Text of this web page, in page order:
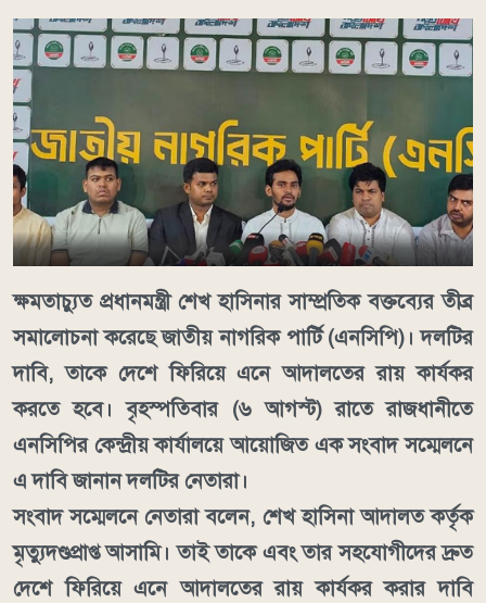
ক্ষমতাচ্যুত প্রধানমন্ত্রী শেখ হাসিনার সাম্প্রতিক বক্তব্যের তীব্র
সমালোচনা করেছে জাতীয় নাগরিক পার্টি (এনসিপি)। দলটির
দাবি, তাকে দেশে ফিরিয়ে এনে আদালতের রায় কার্যকর
করতে হবে। বৃহস্পতিবার (৬ আগস্ট) রাতে রাজধানীতে
এনসিপির কেন্দ্রীয় কার্যালয়ে আয়োজিত এক সংবাদ সম্মেলনে
এ দাবি জানান দলটির নেতারা।
সংবাদ সম্মেলনে নেতারা বলেন, শেখ হাসিনা আদালত কর্তৃক
মৃত্যুদণ্ডপ্রাপ্ত আসামি। তাই তাকে এবং তার সহযোগীদের দ্রুত
দেশে ফিরিয়ে এনে আদালতের রায় কার্যকর করার দাবি